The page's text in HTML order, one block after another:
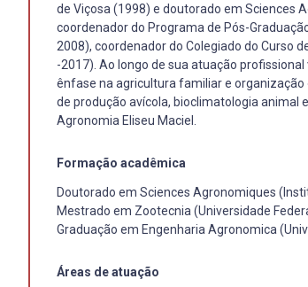
de Viçosa (1998) e doutorado em Sciences
coordenador do Programa de Pós-
2008), coordenador do Colegiado do Curso
-2017). Ao longo de sua atuação
ênfase na agricultura familiar e organização
de produção avícola, bioclimatologia animal
Agronomia Eliseu Maciel.
Formação acadêmica
Doutorado em Sciences Agronomiques
Mestrado em Zootecnia (Universidade
Graduação em Engenharia Agronomica
Áreas de atuação